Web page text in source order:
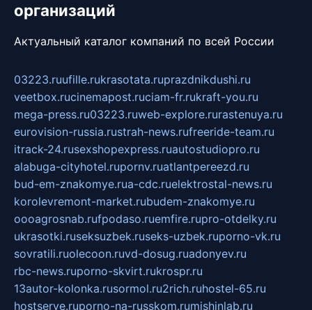
организаций
Актуальный каталог компаний по всей России
03223.ruufille.rukrasotata.ruprazdnikdushi.ru
veetbox.rucinemapost.ruciam-fr.rukraft-you.ru
mega-press.ru03223.ruweb-explore.rurastenuya.ru
eurovision-russia.rustrah-news.rufreeride-team.ru
itrack-24.rusexshopexpress.ruautostudiopro.ru
alabuga-cityhotel.rupornv.ruatlantpereezd.ru
bud-em-znakomye.rua-cdc.ruelektrostal-news.ru
korolevremont-market.rubudem-znakomye.ru
oooagrosnab.rufpodaso.ruemfire.rupro-otdelky.ru
ukrasotki.ruseksuzbek.ruseks-uzbek.ruporno-vk.ru
sovratili.ruolecoon.ruvd-dosug.ruadonyev.ru
rbc-news.ruporno-skvirt.rukrospr.ru
13autor-kolonka.rusormol.ru2rich.ruhostel-65.ru
hostserve.ruporno-na-russkom.rumishinlab.ru